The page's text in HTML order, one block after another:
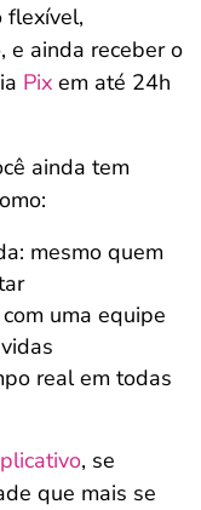
flexível,
e ainda receber o
Pix em até 24h
ainda tem
mesmo quem
uma equipe
real em todas
, se
que mais se